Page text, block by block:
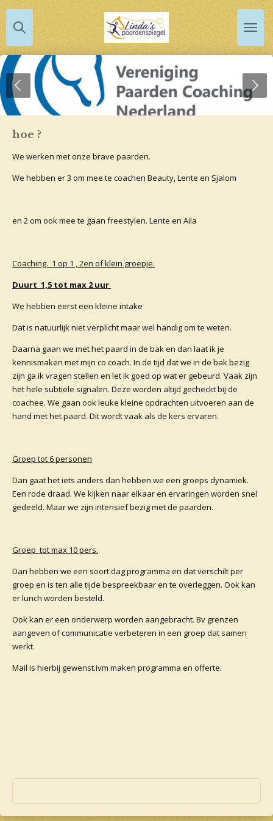
Ga
direct
hoofdinhoud
hoe ?
We werken met onze brave paarden.
We hebben er 3 om mee te coachen Beauty, Lente en Sjalom
en 2 om ook mee te gaan freestylen. Lente en Aila
Coaching. 1 op 1 , 2en of klein groepje.
Duurt 1,5 tot max 2 uur
We hebben eerst een kleine intake
Dat is natuurlijk niet verplicht maar wel handig om te weten.
Daarna gaan we met het paard in de bak en dan laat ik je
kennismaken met mijn co coach. In de tijd dat we in de bak bezig
zijn ga ik vragen stellen en let ik goed op wat er gebeurd. Vaak zijn
het hele subtiele signalen. Deze worden altijd gecheckt bij de
coachee. We gaan ook leuke kleine opdrachten uitvoeren aan de
hand met het paard. Dit wordt vaak als de kers ervaren.
Groep tot 6 personen
Dan gaat het iets anders dan hebben we een groeps dynamiek.
Een rode draad. We kijken naar elkaar en ervaringen worden snel
gedeeld. Maar we zijn intensief bezig met de paarden.
Groep tot max 10 pers.
Dan hebben we een soort dag programma en dat verschilt per
groep en is ten alle tijde bespreekbaar en te overleggen. Ook kan
er lunch worden besteld.
Ook kan er een onderwerp worden aangebracht. Bv grenzen
aangeven of communicatie verbeteren in een groep dat samen
werkt.
Mail is hierbij gewenst.ivm maken programma en offerte.